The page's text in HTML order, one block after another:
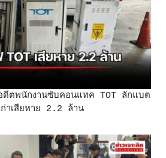
ตพนักงานซับคอนแทค TOT ลักแบต
ก่าเสียหาย 2.2 ล้าน